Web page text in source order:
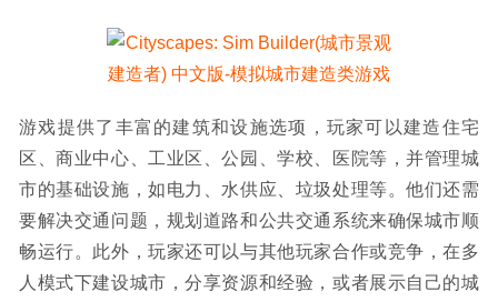
游戏提供了丰富的建筑和设施选项，玩家可以建造住宅
区、商业中心、工业区、公园、学校、医院等，并管理城
市的基础设施，如电力、水供应、垃圾处理等。他们还需
要解决交通问题，规划道路和公共交通系统来确保城市顺
畅运行。此外，玩家还可以与其他玩家合作或竞争，在多
人模式下建设城市，分享资源和经验，或者展示自己的城